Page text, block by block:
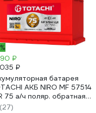
₽
₽
батарея
АКБ NIRO MF 57514
75 а/ч поляр. обратная
L) 90275
(27)